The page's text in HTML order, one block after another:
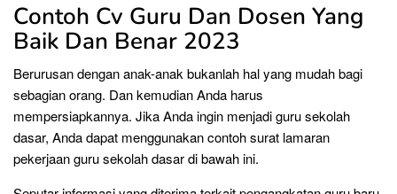
Contoh Cv Guru Dan Dosen Yang
Baik Dan Benar 2023
Berurusan dengan anak-anak bukanlah hal yang mudah bagi
sebagian orang. Dan kemudian Anda harus
mempersiapkannya. Jika Anda ingin menjadi guru sekolah
dasar, Anda dapat menggunakan contoh surat lamaran
pekerjaan guru sekolah dasar di bawah ini.